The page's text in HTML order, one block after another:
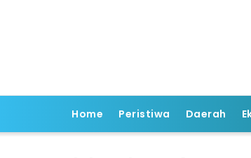
Home Peristiwa Daerah